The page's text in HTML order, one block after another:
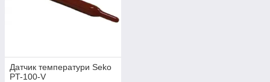
Датчик температури Seko
PT-100-V